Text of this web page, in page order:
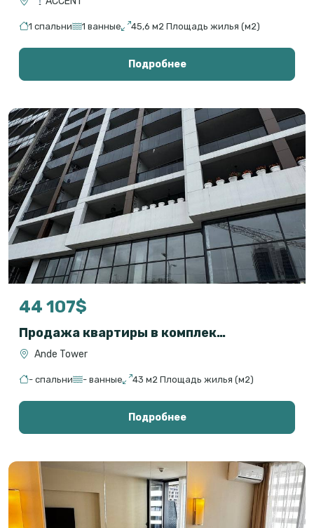
1 спальни 1 ванные 45,6 м2 Площадь жилья (м2)
Подробнее
44 107$
Продажа квартиры в комплексе Ande Tower
Ande Tower
- спальни - ванные 43 м2 Площадь жилья (м2)
Подробнее